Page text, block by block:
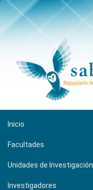
Inicio
Facultades
Unidades de Investigación
Investigadores